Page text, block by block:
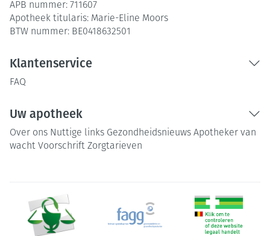
APB nummer: 711607
Apotheek titularis: Marie-Eline Moors
BTW nummer: BE0418632501
Klantenservice
FAQ
Uw apotheek
Over ons Nuttige links Gezondheidsnieuws Apotheker van
wacht Voorschrift Zorgtarieven